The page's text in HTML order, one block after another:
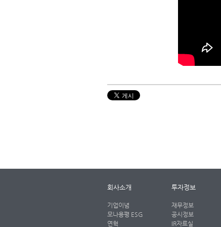
회사소개
기업이념
모나용평 ESG
연혁
투자정보
재무정보
공시정보
IR자료실